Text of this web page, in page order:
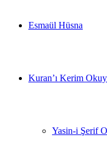
Esmaül Hüsna
Kuran’ı Kerim
Yasin-i Şerif